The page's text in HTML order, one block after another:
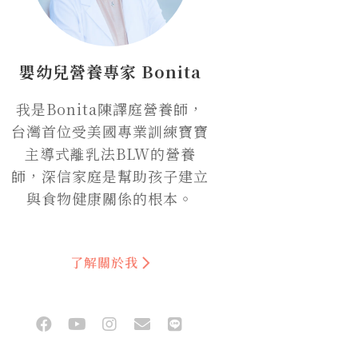
嬰幼兒營養專家 Bonita
我是Bonita陳譯庭營養師，
台灣首位受美國專業訓練寶寶
主導式離乳法BLW的營養
師，深信家庭是幫助孩子建立
與食物健康關係的根本。
了解關於我